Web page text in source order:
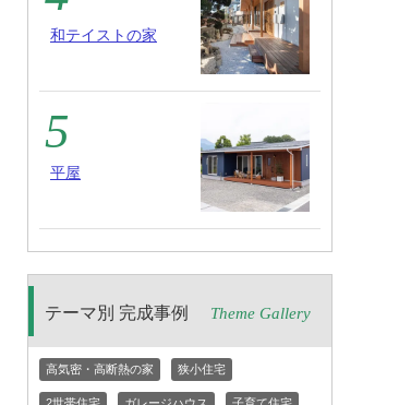
和テイストの家
平屋
テーマ別 完成事例 Theme Gallery
高気密・高断熱の家 狭小住宅